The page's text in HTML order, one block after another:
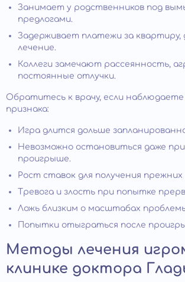
Занимает у родственников под
предлогами.
Задерживает платежи за квартиру,
лечение.
Коллеги замечают рассеянность,
постоянные отлучки.
Обратитесь к врачу, если
признака:
Игра длится дольше
Невозможно остановиться даже
проигрыше.
Рост ставок для получения прежних
Тревога и злость при попытке
Ложь близким о масштабах
Попытки отыграться после
Методы лечения
клинике доктора